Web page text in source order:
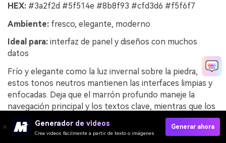
HEX: #3a2f2d #5f514e #8b8f93 #cfd3d6 #f5f6f7
Ambiente: fresco, elegante, moderno
Ideal para: interfaz de panel y diseños con muchos
datos
Frío y elegante como la luz invernal sobre la piedra,
estos tonos neutros mantienen las interfaces limpias y
enfocadas. Deja que el marrón profundo maneje la
navegación principal y los textos clave, mientras que los
grises suaves construyen tarjetas, tablas y separadores.
El fondo casi blanco preserva el contraste y reduce la
Generador de videos
Crea videos fácilmente a partir de texto o imágenes
Generar ahora